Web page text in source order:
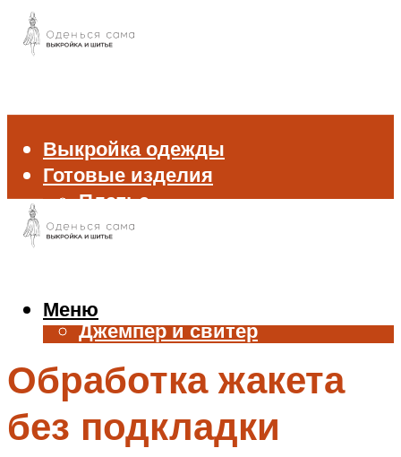
Выкройка одежды
Готовые изделия
Платье
Брюки
Жилет
Джемпер и свитер
Аксессуары
Меню
Меню
Обработка жакета
без подкладки